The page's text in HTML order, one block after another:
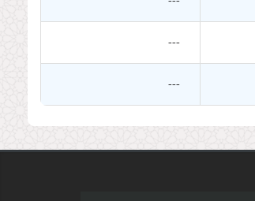
---
---